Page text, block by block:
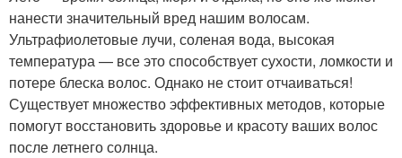
нанести значительный вред нашим волосам.
Ультрафиолетовые лучи, соленая вода, высокая
температура — все это способствует сухости, ломкости и
потере блеска волос. Однако не стоит отчаиваться!
Существует множество эффективных методов, которые
помогут восстановить здоровье и красоту ваших волос
после летнего солнца.